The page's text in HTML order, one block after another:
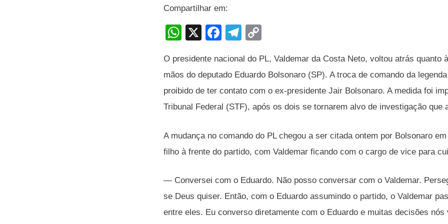
Compartilhar em:
W
at
s
A
p
p
X
F
c
e
b
o
k
T
e
gr
a
m
p
y
Li
n
k
O presidente nacional do PL, Valdemar da Costa Neto, voltou atrás
mãos do deputado Eduardo Bolsonaro (SP). A troca de comando da
proibido de ter contato com o ex-presidente Jair Bolsonaro. A medida foi
Tribunal Federal (STF), após os dois se tornarem alvo de investigação
A mudança no comando do PL chegou a ser citada ontem por Bolsonaro
filho à frente do partido, com Valdemar ficando com o cargo de vice para
— Conversei com o Eduardo. Não posso conversar com o Valdemar.
se Deus quiser. Então, com o Eduardo assumindo o partido, o Valdemar
entre eles. Eu converso diretamente com o Eduardo e muitas decisões